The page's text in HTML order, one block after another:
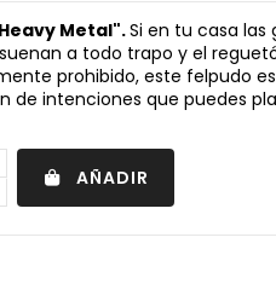
Metal".Si en tu casa las
a todo trapo y el
prohibido, este felpudo
de intenciones que puedes
AÑADIR